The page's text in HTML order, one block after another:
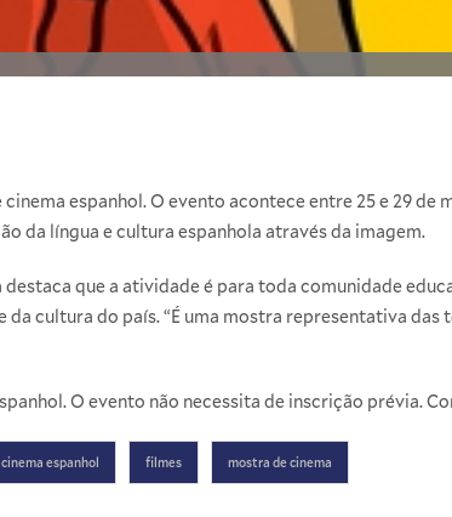
espanhol. O evento acontece entre 25 e 29 de
da língua e cultura espanhola através da imagem.
que a atividade é para toda comunidade
da cultura do país. “É uma mostra representativa
O evento não necessita de inscrição prévia.
cinema espanhol filmes mostra de cinema